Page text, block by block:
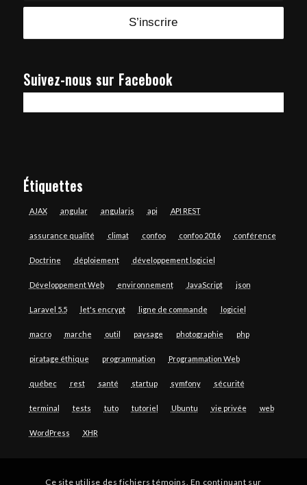
Suivez-nous sur Facebook
Étiquettes
AJAX angular angularjs api API REST
assurance qualité climat confoo confoo 2016 conférence
Doctrine déploiement développement logiciel
Développement Web environnement JavaScript json
Laravel 5.5 let's encrypt ligne de commande logiciel
macro marche outil paysage photographie php
piratage éthique programmation Programmation Web
québec rest santé startup symfony sécurité
terminal tests tuto tutoriel Ubuntu vie privée web
WordPress XHR
Ce site utilise des fichiers témoins. En continuant sur